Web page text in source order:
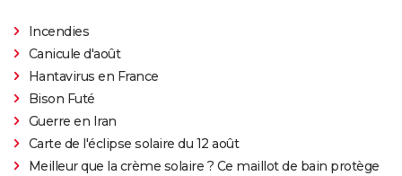
Incendies
Canicule d'août
Hantavirus en France
Bison Futé
Guerre en Iran
Carte de l'éclipse solaire du 12 août
Meilleur que la crème solaire ? Ce maillot de bain protège